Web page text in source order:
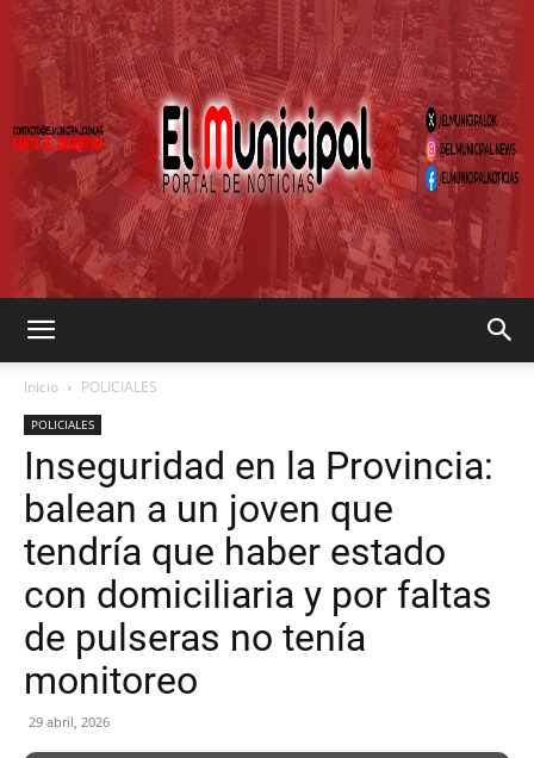
MUNICIPAL
Inicio POLICIALES
POLICIALES
Inseguridad en la Provincia:
balean a un joven que
tendría que haber estado
con domiciliaria y por faltas
de pulseras no tenía
monitoreo
29 abril, 2026